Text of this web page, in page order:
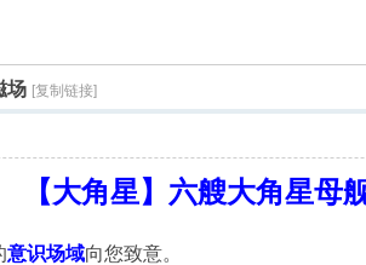
场 [复制链接]
【大角星】六艘大角星母
意识场域向您致意。